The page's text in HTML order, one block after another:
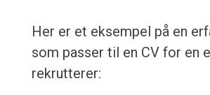
Her er et eksempel på en
som passer til en CV for en
rekrutterer: